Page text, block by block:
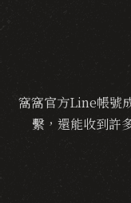
窩窩官方Line帳號
繫，還能收到許